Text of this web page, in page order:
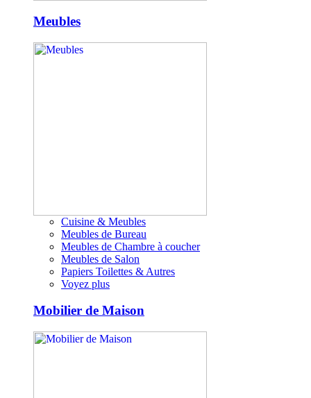
Meubles
Cuisine & Meubles
Meubles de Bureau
Meubles de Chambre à coucher
Meubles de Salon
Papiers Toilettes & Autres
Voyez plus
Mobilier de Maison